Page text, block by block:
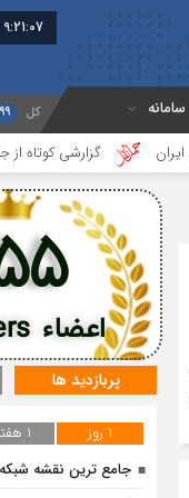
9:21:07
سامانه کل
گزارشی کوتاه از جلسه بخش
اعضاء Members
پربازدید ها
1 روز 1 هفته
جامع ترین نقشه شبکه